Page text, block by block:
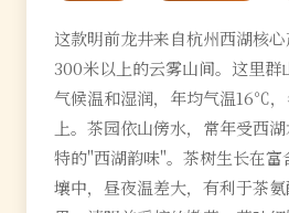
这款明前龙井来自杭州西湖核
300米以上的云雾山间。这里群
气候温和湿润，年均气温16℃
上。茶园依山傍水，常年受西
特的"西湖韵味"。茶树生长在富
壤中，昼夜温差大，有利于茶